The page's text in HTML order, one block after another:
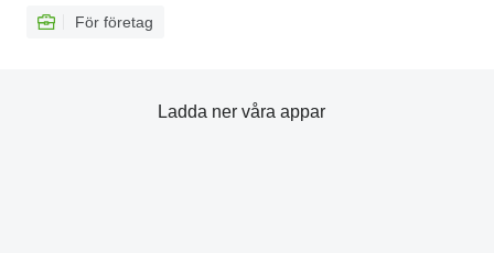
För företag
Ladda ner våra appar